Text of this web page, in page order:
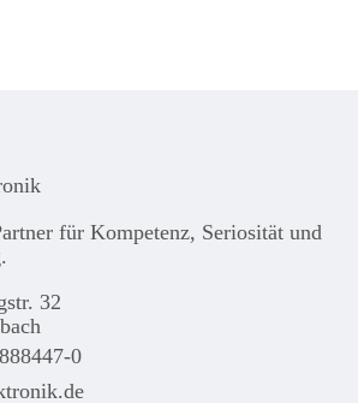
für Kom­pe­tenz, Seri­osi­tät und
32
0